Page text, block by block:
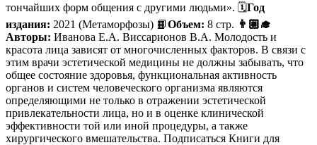
тончайших форм общения с другими людьми». 🗓Год
издания: 2021 (Метаморфозы) 📙Объем: 8 стр. 👨🏼‍🎓
Авторы: Иванова Е.А. Виссарионов В.А. Молодость и
красота лица зависят от многочисленных факторов. В связи с
этим врачи эстетической медицины не должны забывать, что
общее состояние здоровья, функциональная активность
органов и систем человеческого организма являются
определяющими не только в отражении эстетической
привлекательности лица, но и в оценке клинической
эффективности той или иной процедуры, а также
хирургического вмешательства. Подписаться Книги для